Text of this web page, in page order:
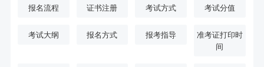
报名流程 证书注册 考试方式 考试分值
考试大纲 报名方式 报考指导
准考证打印时
间